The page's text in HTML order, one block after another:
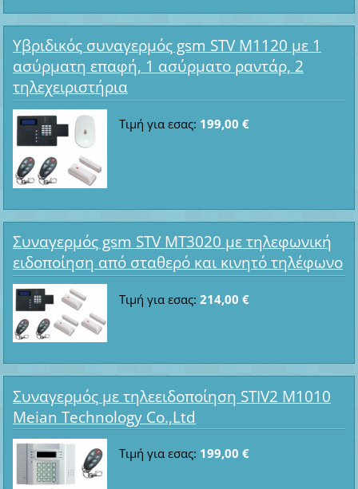
Υβριδικός συναγερμός gsm STV M1120 με 1
ασύρματη επαφή, 1 ασύρματο ραντάρ, 2
τηλεχειριστήρια
Τιμή για εσας: 199,00 €
Συναγερμός gsm STV MT3020 με τηλεφωνική
ειδοποίηση από σταθερό και κινητό τηλέφωνο
Τιμή για εσας: 214,00 €
Συναγερμός με τηλεειδοποίηση STIV2 M1010
Meian Technology Co.,Ltd
Τιμή για εσας: 199,00 €